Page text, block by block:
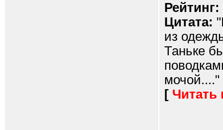
Рейтинг:
Цитата:
из
Таньке
мочой...."
[ Читать